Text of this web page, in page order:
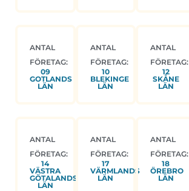
ANTAL
FÖRETAG:
09
GOTLANDS
LÄN
ANTAL
FÖRETAG:
10
BLEKINGE
LÄN
ANTAL
FÖRETAG:
12
SKÅNE
LÄN
ANTAL
FÖRETAG:
14
VÄSTRA
GÖTALANDS
LÄN
ANTAL
FÖRETAG:
17
VÄRMLANDS
LÄN
ANTAL
FÖRETAG:
18
ÖREBRO
LÄN